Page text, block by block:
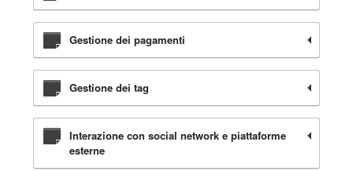
Gestione dei pagamenti
Gestione dei tag
Interazione con social network e piattaforme
esterne